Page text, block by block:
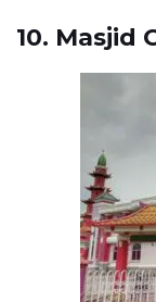
10. Masjid